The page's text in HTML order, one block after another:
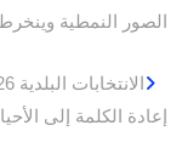
الصور النمطية
إعادة الكلمة إلى